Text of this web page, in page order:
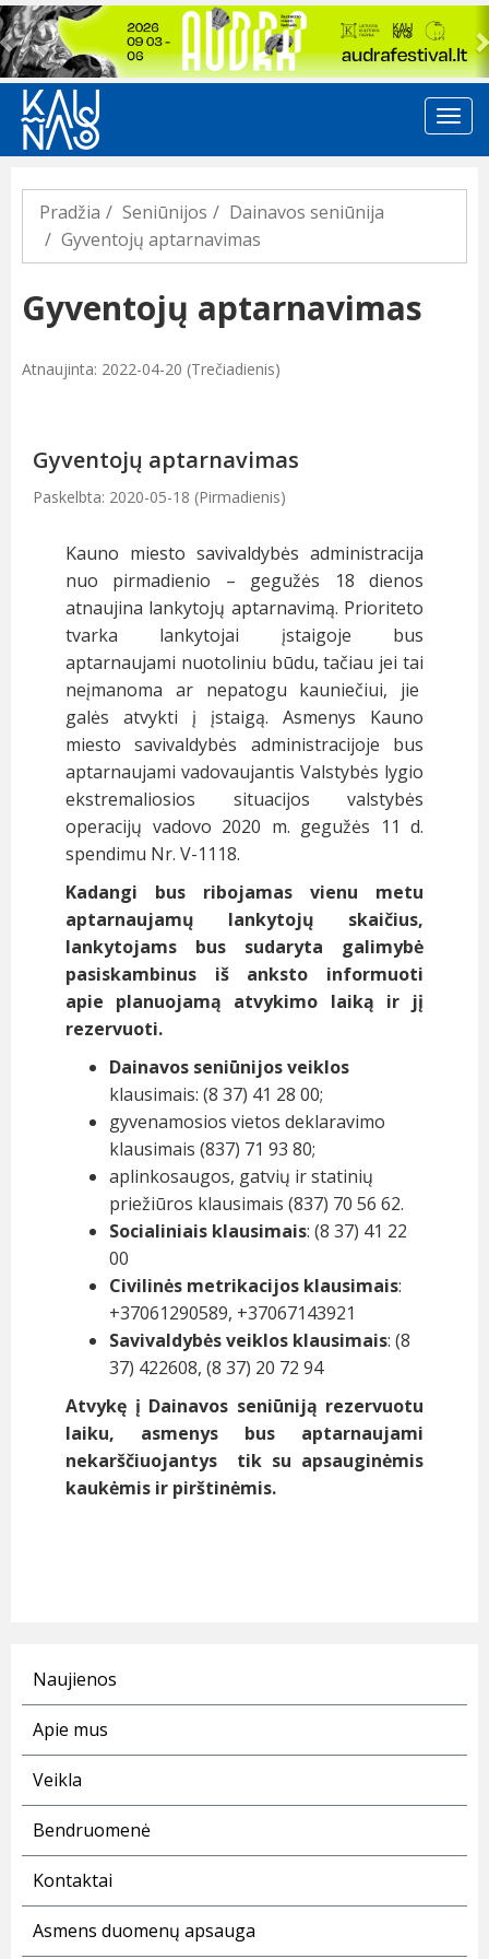
Previous
Pradžia Seniūnijos
Dainavos seniūnija
Gyventojų aptarnavimas
Gyventojų aptarnavimas
Atnaujinta: 2022-04-20 (Trečiadienis)
Gyventojų aptarnavimas
Paskelbta: 2020-05-18 (Pirmadienis)
Kauno miesto savivaldybės administracija
nuo pirmadienio – gegužės 18 dienos
atnaujina lankytojų aptarnavimą. Prioriteto
tvarka lankytojai įstaigoje bus
aptarnaujami nuotoliniu būdu, tačiau jei tai
neįmanoma ar nepatogu kauniečiui, jie
galės atvykti į įstaigą. Asmenys Kauno
miesto savivaldybės administracijoje bus
aptarnaujami vadovaujantis Valstybės lygio
ekstremaliosios situacijos valstybės
operacijų vadovo 2020 m. gegužės 11 d.
spendimu Nr. V-1118.
Kadangi bus ribojamas vienu metu
aptarnaujamų lankytojų skaičius,
lankytojams bus sudaryta galimybė
pasiskambinus iš anksto informuoti
apie planuojamą atvykimo laiką ir jį
rezervuoti.
Dainavos seniūnijos veiklos
klausimais: (8 37) 41 28 00;
gyvenamosios vietos deklaravimo
klausimais (837) 71 93 80;
aplinkosaugos, gatvių ir statinių
priežiūros klausimais (837) 70 56 62.
Socialiniais klausimais: (8 37) 41 22
00
Civilinės metrikacijos klausimais:
+37061290589, +37067143921
Savivaldybės veiklos klausimais: (8
37) 422608, (8 37) 20 72 94
Atvykę į Dainavos seniūniją rezervuotu
laiku, asmenys bus aptarnaujami
nekarščiuojantys tik su apsauginėmis
kaukėmis ir pirštinėmis.
Naujienos
Apie mus
Veikla
Bendruomenė
Kontaktai
Asmens duomenų apsauga